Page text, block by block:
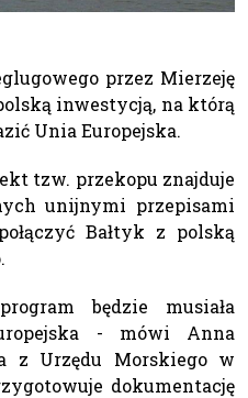
przez Mierzeję
inwestycją, na którą
Unia Europejska.
tzw. przekopu znajduje
unijnymi przepisami
Bałtyk z polską
będzie musiała
- mówi Anna
z Urzędu Morskiego w
dokumentację